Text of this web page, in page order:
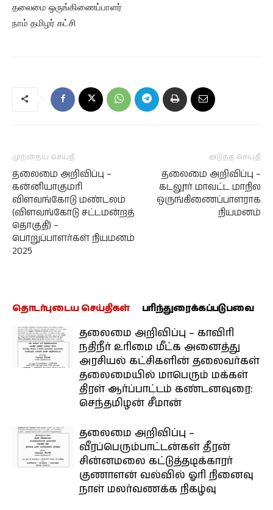
தலைமை ஒருங்கிணைப்பாளர்
நாம் தமிழர் கட்சி
முந்தைய செய்தி
தலைமை அறிவிப்பு –
கன்னியாகுமரி
விளவங்கோடு மண்டலம்
(விளவங்கோடு சட்டமன்றத்
தொகுதி) –
பொறுப்பாளர்கள் நியமனம்
2025
அடுத்த செய்தி
தலைமை அறிவிப்பு –
கடலூர் மாவட்ட மாநில
ஒருங்கிணைப்பாளராக
நியமனம்
தொடர்புடைய செய்திகள் பரிந்துரைக்கப்படுபவை
தலைமை அறிவிப்பு – காவிரி
நதிநீர் உரிமை மீட்க அனைத்து
அரசியல் கட்சிகளின் தலைவர்கள்
தலைமையில் மாபெரும் மக்கள்
திரள் ஆர்ப்பாட்டம் கண்டனவுரை:
செந்தமிழன் சீமான்
தலைமை அறிவிப்பு –
வீரப்பெரும்பாட்டன்கள் தீரன்
சின்னமலை கட்டுத்தடிக்காரர்
குணாளன் வல்வில் ஓரி நினைவு
நாள் மலர்வணக்க நிகழ்வு